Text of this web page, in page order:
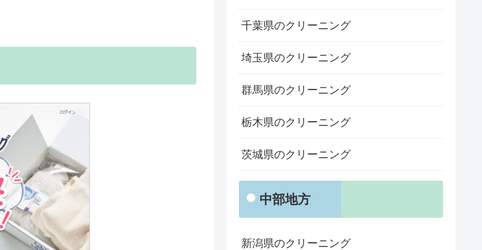
千葉県のクリーニング
埼玉県のクリーニング
群馬県のクリーニング
栃木県のクリーニング
茨城県のクリーニング
中部地方
新潟県のクリーニング